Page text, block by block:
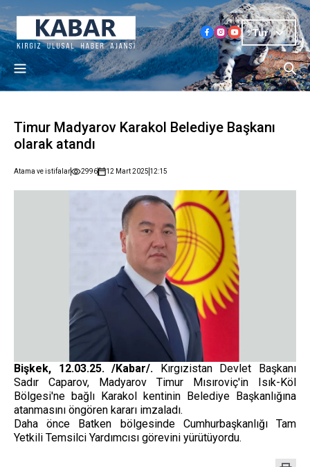
Tur
Timur Madyarov Karakol Belediye Başkanı
olarak atandı
Atama ve istifalar 2996 12 Mart 2025 12:15
Bişkek, 12.03.25. /Kabar/. Kırgızistan Devlet Başkanı
Sadır Caparov, Madyarov Timur Mısıroviç'in Isık-Köl
Bölgesi'ne bağlı Karakol kentinin Belediye Başkanlığına
atanmasını öngören kararı imzaladı.
Daha önce Batken bölgesinde Cumhurbaşkanlığı Tam
Yetkili Temsilci Yardımcısı görevini yürütüyordu.